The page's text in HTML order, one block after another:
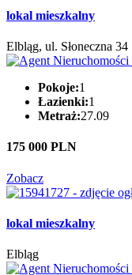
lokal mieszkalny
Elbląg, ul. Słoneczna 34
Pokoje:1
Łazienki:1
Metraż:27.09
175 000 PLN
Zobacz
lokal mieszkalny
Elbląg